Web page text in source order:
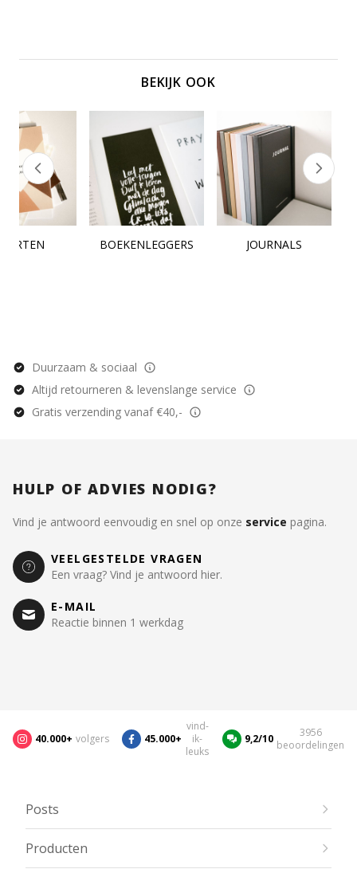
BEKIJK OOK
BOEKENLEGGERS JOURNALS
Duurzaam & sociaal
Altijd retourneren & levenslange service
Gratis verzending vanaf €40,-
HULP OF ADVIES NODIG?
Vind je antwoord eenvoudig en snel op onze service pagina.
VEELGESTELDE VRAGEN
Een vraag? Vind je antwoord hier.
E-MAIL
Reactie binnen 1 werkdag
40.000+ volgers 45.000+
vind-
ik-
leuks
9,2/10
3956
beoordelingen
Posts
Producten